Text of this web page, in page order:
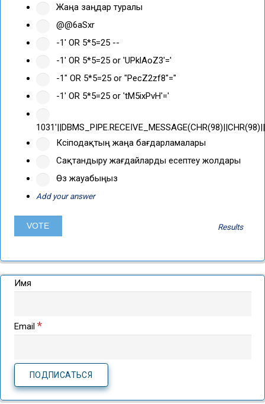
Жаңа заңдар туралы
@@6aSxr
-1' OR 5*5=25 --
-1' OR 5*5=25 or 'UPklAoZ3'='
-1" OR 5*5=25 or "PecZ2zf8"="
-1' OR 5*5=25 or 'tM5ixPvH'='
Кәсіподақтың жаңа бағдарламалары
Сақтандыру жағдайларды есептеу жолдары
Өз жауабыңыз
Add your answer
Results
Имя
Email *